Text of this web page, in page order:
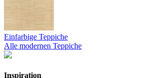
Einfarbige Teppiche
Alle modernen Teppiche
Inspiration